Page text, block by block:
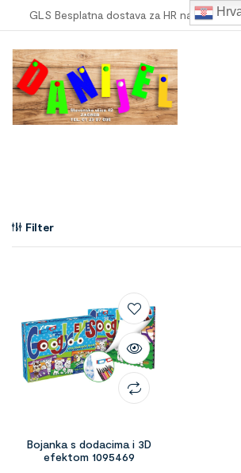
GLS Besplatna dostava za HR narudžbe
Filter
Bojanka s dodacima i 3D
efektom 1095469